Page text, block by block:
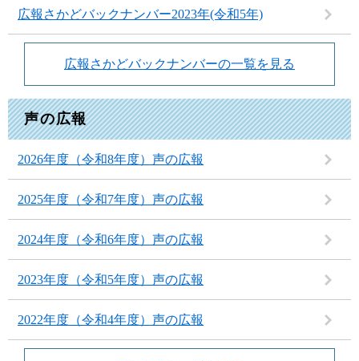
広報さかどバックナンバー2023年(令和5年)
広報さかどバックナンバーの一覧を見る
声の広報
2026年度（令和8年度）声の広報
2025年度（令和7年度）声の広報
2024年度（令和6年度）声の広報
2023年度（令和5年度）声の広報
2022年度（令和4年度）声の広報